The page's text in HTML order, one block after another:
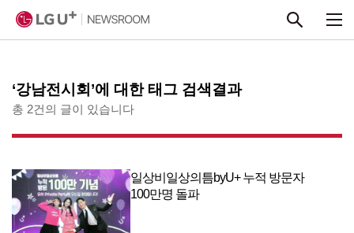
‘강남전시회’에 대한 태그 검색결과
총 2건의 글이 있습니다
일상비일상의틈byU+ 누적 방문자
100만명 돌파